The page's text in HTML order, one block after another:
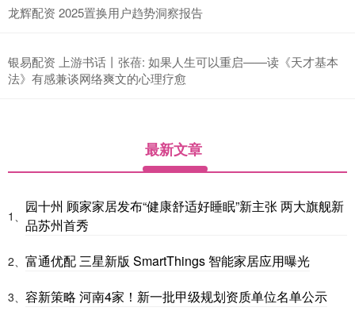
龙辉配资 2025置换用户趋势洞察报告
银易配资 上游书话丨张蓓: 如果人生可以重启——读《天才基本
法》有感兼谈网络爽文的心理疗愈
最新文章
1、
园十州 顾家家居发布“健康舒适好睡眠”新主张 两大旗舰新
品苏州首秀
2、 富通优配 三星新版 SmartThings 智能家居应用曝光
3、 容新策略 河南4家！新一批甲级规划资质单位名单公示